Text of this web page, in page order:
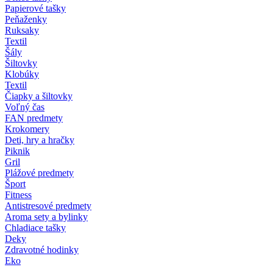
Papierové tašky
Peňaženky
Ruksaky
Textil
Šály
Šiltovky
Klobúky
Textil
Čiapky a šiltovky
Voľný čas
FAN predmety
Krokomery
Deti, hry a hračky
Piknik
Gril
Plážové predmety
Šport
Fitness
Antistresové predmety
Aroma sety a bylinky
Chladiace tašky
Deky
Zdravotné hodinky
Eko